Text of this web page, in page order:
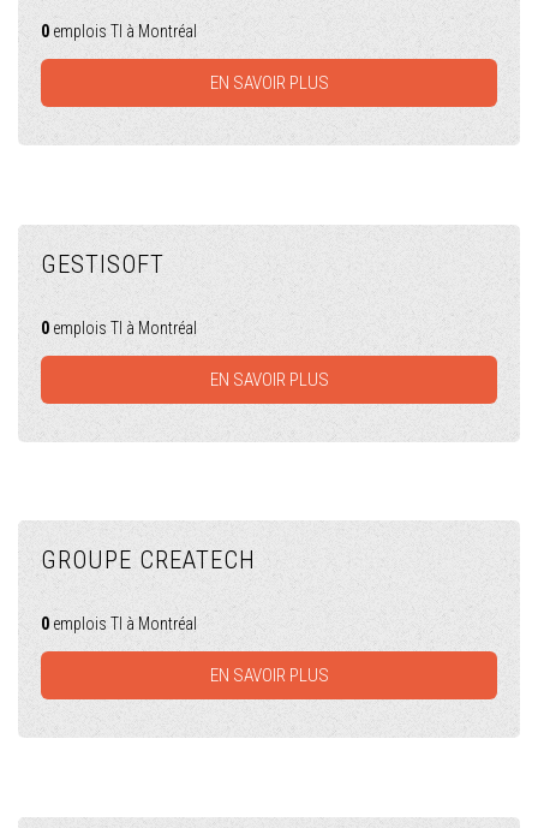
0 emplois TI à Montréal
EN SAVOIR PLUS
GESTISOFT
0 emplois TI à Montréal
EN SAVOIR PLUS
GROUPE CREATECH
0 emplois TI à Montréal
EN SAVOIR PLUS